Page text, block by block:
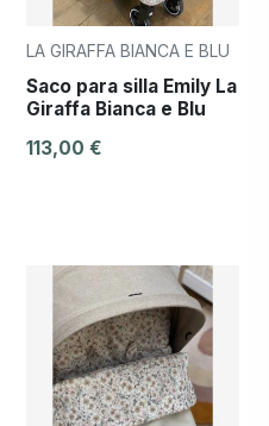
LA GIRAFFA BIANCA E BLU
Saco para silla Emily La
Giraffa Bianca e Blu
113,00 €